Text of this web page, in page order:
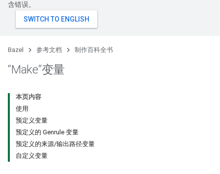
含错误。
Bazel 参考文档 制作百科全书
“Make”变量
本页内容
使用
预定义变量
预定义的 Genrule 变量
预定义的来源/输出路径变量
自定义变量